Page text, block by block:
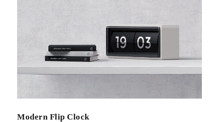
Modern Flip Clock